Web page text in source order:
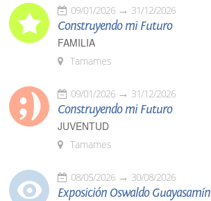
09/01/2026 31/12/2026
Construyendo mi Futuro
FAMILIA
Tamames
09/01/2026 31/12/2026
Construyendo mi Futuro
JUVENTUD
Tamames
08/05/2026 30/08/2026
Exposición Oswaldo Guayasamín